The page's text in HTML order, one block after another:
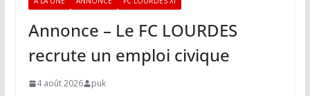
Annonce – Le FC LOURDES
recrute un emploi civique
4 août 2026 puk